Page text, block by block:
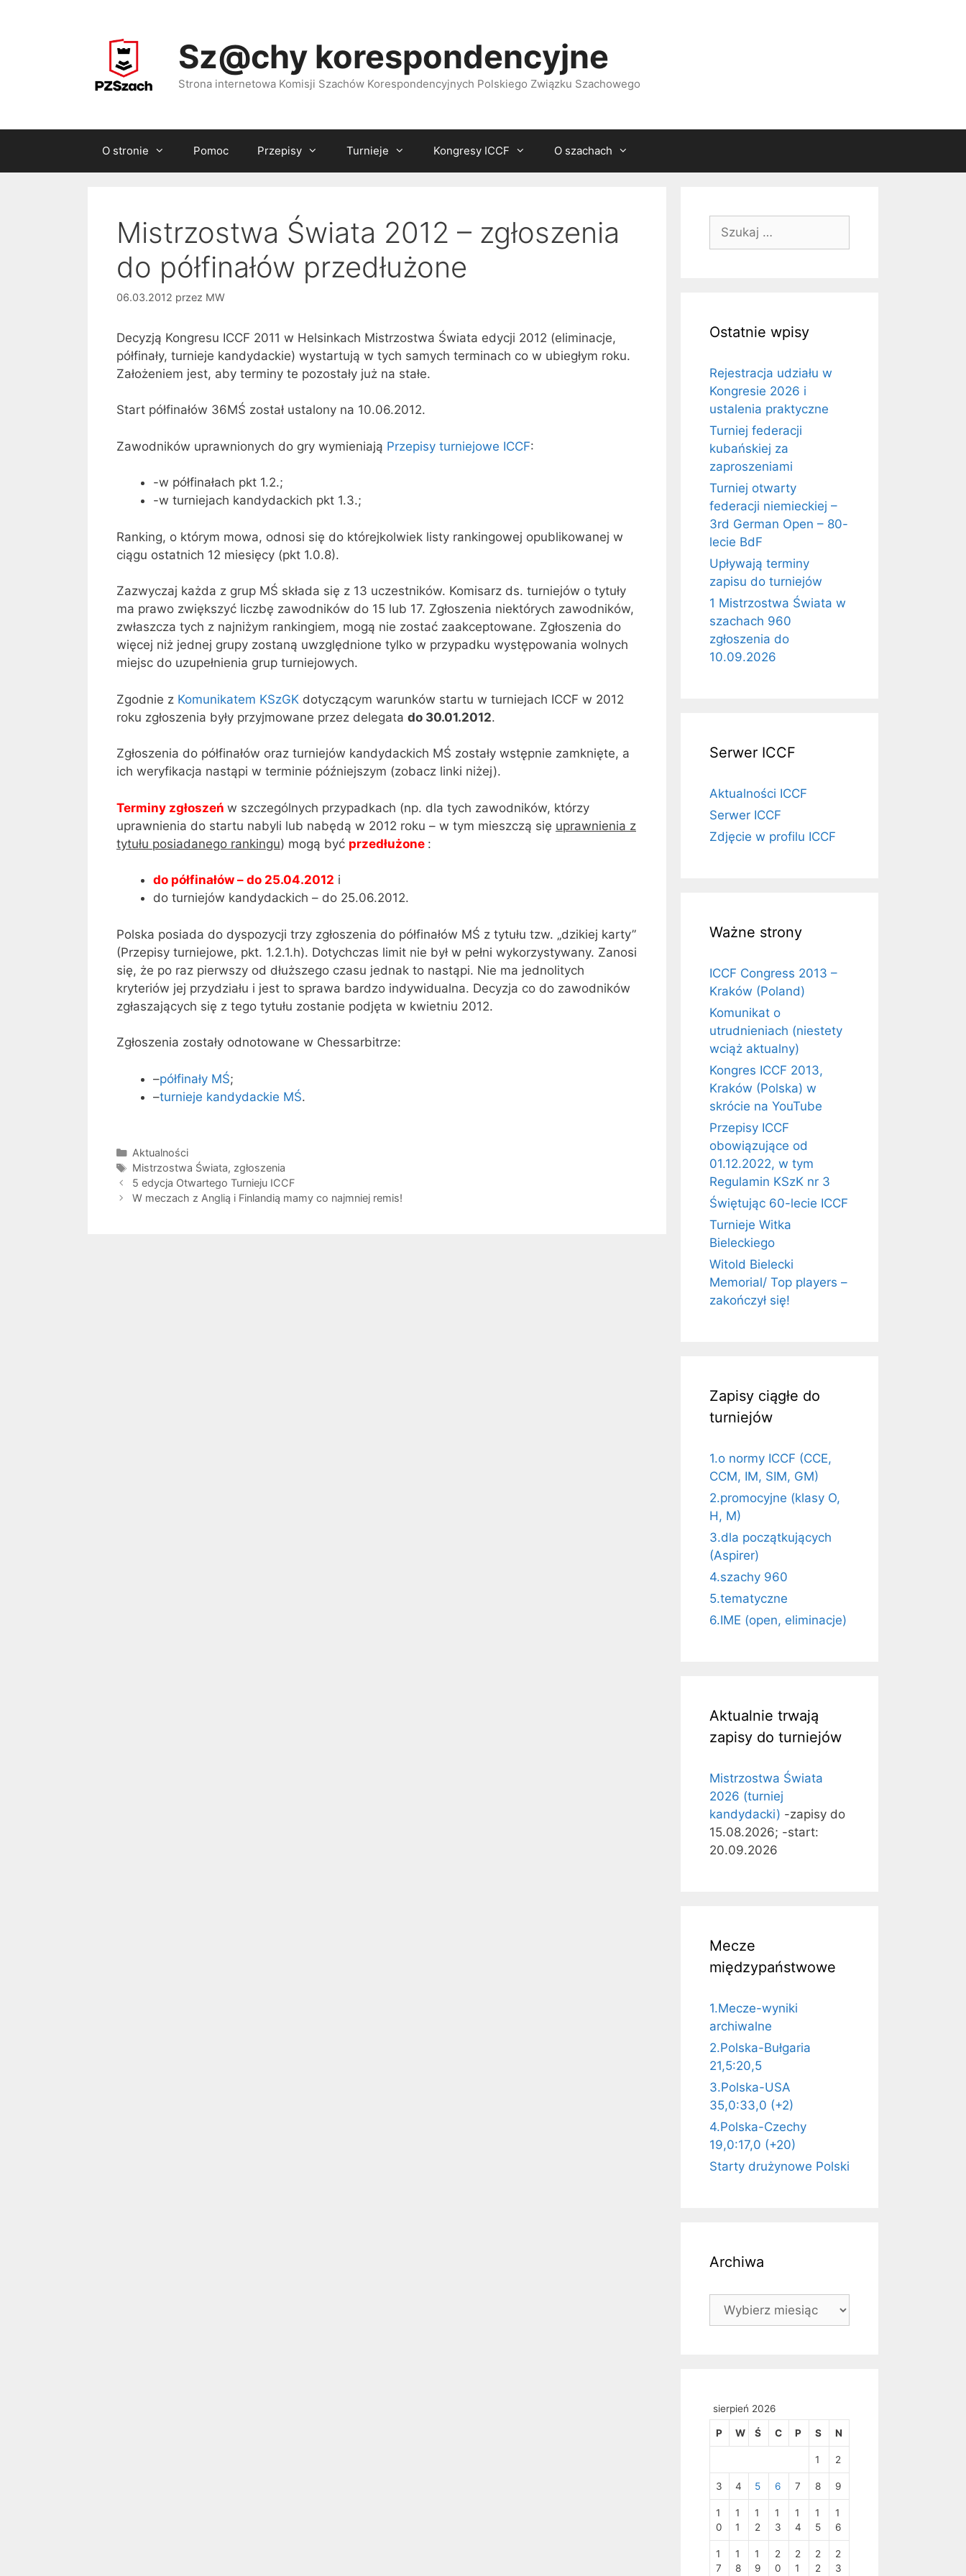
Sz@chy korespondencyjne
Strona internetowa Komisji Szachów Korespondencyjnych Polskiego Związku Szachowego
O stronie Pomoc Przepisy Turnieje Kongresy ICCF O szachach
Mistrzostwa Świata 2012 – zgłoszenia
do półfinałów przedłużone
06.03.2012 przez MW
Decyzją Kongresu ICCF 2011 w Helsinkach Mistrzostwa Świata edycji 2012 (eliminacje,
półfinały, turnieje kandydackie) wystartują w tych samych terminach co w ubiegłym roku.
Założeniem jest, aby terminy te pozostały już na stałe.
Start półfinałów 36MŚ został ustalony na 10.06.2012.
Zawodników uprawnionych do gry wymieniają Przepisy turniejowe ICCF:
-w półfinałach pkt 1.2.;
-w turniejach kandydackich pkt 1.3.;
Ranking, o którym mowa, odnosi się do którejkolwiek listy rankingowej opublikowanej w
ciągu ostatnich 12 miesięcy (pkt 1.0.8).
Zazwyczaj każda z grup MŚ składa się z 13 uczestników. Komisarz ds. turniejów o tytuły
ma prawo zwiększyć liczbę zawodników do 15 lub 17. Zgłoszenia niektórych zawodników,
zwłaszcza tych z najniżym rankingiem, mogą nie zostać zaakceptowane. Zgłoszenia do
więcej niż jednej grupy zostaną uwzględnione tylko w przypadku występowania wolnych
miejsc do uzupełnienia grup turniejowych.
Zgodnie z Komunikatem KSzGK dotyczącym warunków startu w turniejach ICCF w 2012
roku zgłoszenia były przyjmowane przez delegata do 30.01.2012.
Zgłoszenia do półfinałów oraz turniejów kandydackich MŚ zostały wstępnie zamknięte, a
ich weryfikacja nastąpi w terminie późniejszym (zobacz linki niżej).
Terminy zgłoszeń w szczególnych przypadkach (np. dla tych zawodników, którzy
uprawnienia do startu nabyli lub nabędą w 2012 roku – w tym mieszczą się uprawnienia z
tytułu posiadanego rankingu) mogą być przedłużone :
do półfinałów – do 25.04.2012 i
do turniejów kandydackich – do 25.06.2012.
Polska posiada do dyspozycji trzy zgłoszenia do półfinałów MŚ z tytułu tzw. „dzikiej karty”
(Przepisy turniejowe, pkt. 1.2.1.h). Dotychczas limit nie był w pełni wykorzystywany. Zanosi
się, że po raz pierwszy od dłuższego czasu jednak to nastąpi. Nie ma jednolitych
kryteriów jej przydziału i jest to sprawa bardzo indywidualna. Decyzja co do zawodników
zgłaszających się z tego tytułu zostanie podjęta w kwietniu 2012.
Zgłoszenia zostały odnotowane w Chessarbitrze:
–półfinały MŚ;
–turnieje kandydackie MŚ.
Kategorie
Aktualności
Tagi
Mistrzostwa Świata, zgłoszenia
5 edycja Otwartego Turnieju ICCF
W meczach z Anglią i Finlandią mamy co najmniej remis!
Ostatnie wpisy
Rejestracja udziału w
Kongresie 2026 i
ustalenia praktyczne
Turniej federacji
kubańskiej za
zaproszeniami
Turniej otwarty
federacji niemieckiej –
3rd German Open – 80-
lecie BdF
Upływają terminy
zapisu do turniejów
1 Mistrzostwa Świata w
szachach 960
zgłoszenia do
10.09.2026
Serwer ICCF
Aktualności ICCF
Serwer ICCF
Zdjęcie w profilu ICCF
Ważne strony
ICCF Congress 2013 –
Kraków (Poland)
Komunikat o
utrudnieniach (niestety
wciąż aktualny)
Kongres ICCF 2013,
Kraków (Polska) w
skrócie na YouTube
Przepisy ICCF
obowiązujące od
01.12.2022, w tym
Regulamin KSzK nr 3
Świętując 60-lecie ICCF
Turnieje Witka
Bieleckiego
Witold Bielecki
Memorial/ Top players –
zakończył się!
Zapisy ciągłe do
turniejów
1.o normy ICCF (CCE,
CCM, IM, SIM, GM)
2.promocyjne (klasy O,
H, M)
3.dla początkujących
(Aspirer)
4.szachy 960
5.tematyczne
6.IME (open, eliminacje)
Aktualnie trwają
zapisy do turniejów
Mistrzostwa Świata
2026 (turniej
kandydacki) -zapisy do
15.08.2026; -start:
20.09.2026
Mecze
międzypaństwowe
1.Mecze-wyniki
archiwalne
2.Polska-Bułgaria
21,5:20,5
3.Polska-USA
35,0:33,0 (+2)
4.Polska-Czechy
19,0:17,0 (+20)
Starty drużynowe Polski
Archiwa
Archiwa
sierpień 2026
P W Ś C P S N
1 2
3 4 5 6 7 8 9
1
0
1
1
1
2
1
3
1
4
1
5
1
6
1
7
1
8
1
9
2
0
2
1
2
2
2
3